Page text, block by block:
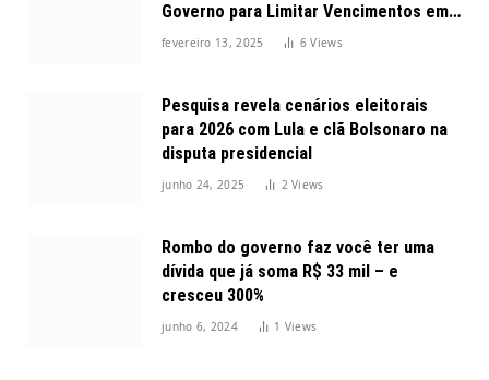
Governo para Limitar Vencimentos em
2025
fevereiro 13, 2025 6Views
Pesquisa revela cenários eleitorais
para 2026 com Lula e clã Bolsonaro na
disputa presidencial
junho 24, 2025 2Views
Rombo do governo faz você ter uma
dívida que já soma R$ 33 mil – e
cresceu 300%
junho 6, 2024 1 Views